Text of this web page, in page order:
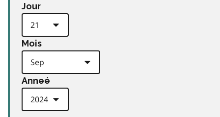
Jour
Mois
Anneé